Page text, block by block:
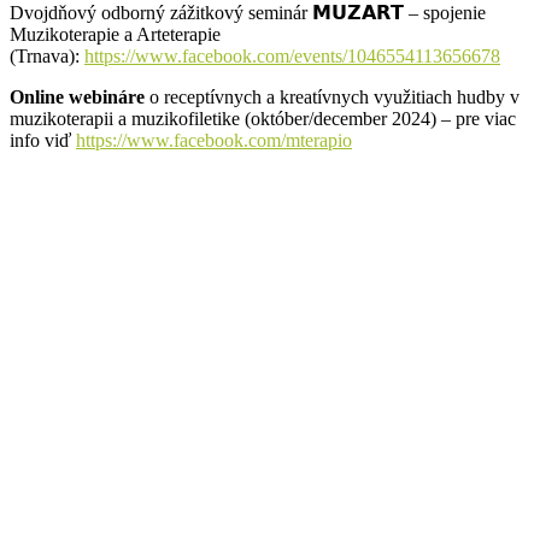
Dvojdňový odborný zážitkový seminár 𝗠𝗨𝗭𝗔𝗥𝗧 – spojenie
Muzikoterapie a Arteterapie
(Trnava): https://www.facebook.com/events/1046554113656678
Online webináre o receptívnych a kreatívnych využitiach hudby v
muzikoterapii a muzikofiletike (október/december 2024) – pre viac
info viď https://www.facebook.com/mterapio